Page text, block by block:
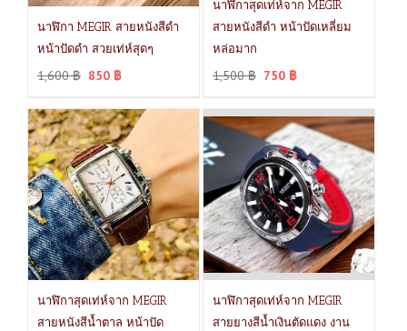
นาฬิกา MEGIR สายหนังสีดำ
หน้าปัดดำ สวยเท่ห์สุดๆ
1,600฿ 850 ฿
นาฬิกาสุดเท่ห์จาก MEGIR
สายหนังสีดำ หน้าปัดเหลี่ยม
หล่อมาก
1,500฿ 750 ฿
นาฬิกาสุดเท่ห์จาก MEGIR
สายหนังสีน้ำตาล หน้าปัด
นาฬิกาสุดเท่ห์จาก MEGIR
สายยางสีน้ำเงินตัดแดง งาน